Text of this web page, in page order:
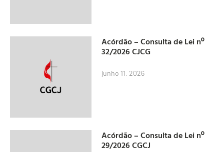
Acórdão – Consulta de Lei nº
32/2026 CJCG
junho 11, 2026
Acórdão – Consulta de Lei nº
29/2026 CGCJ